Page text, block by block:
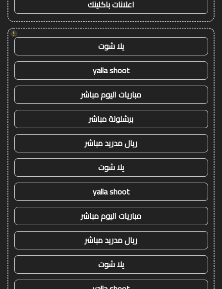
اعلانات باكلينك
!
يلا شوت
yalla shoot
مباريات اليوم مباشر
برشلونة مباشر
ريال مدريد مباشر
يلا شوت
yalla shoot
مباريات اليوم مباشر
ريال مدريد مباشر
يلا شوت